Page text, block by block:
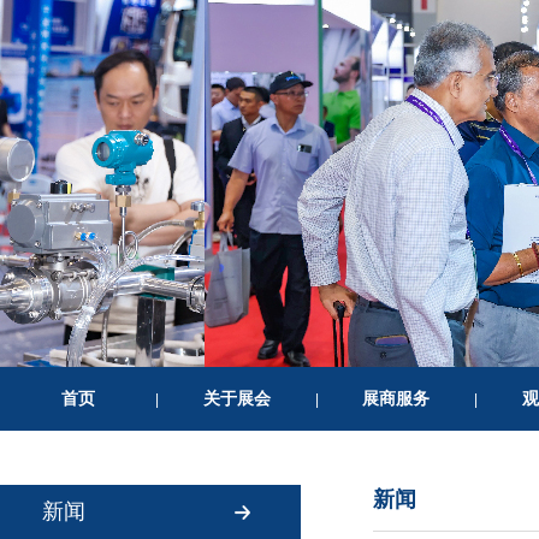
首页 | 关于展会 | 展商服务 |
新闻 新闻